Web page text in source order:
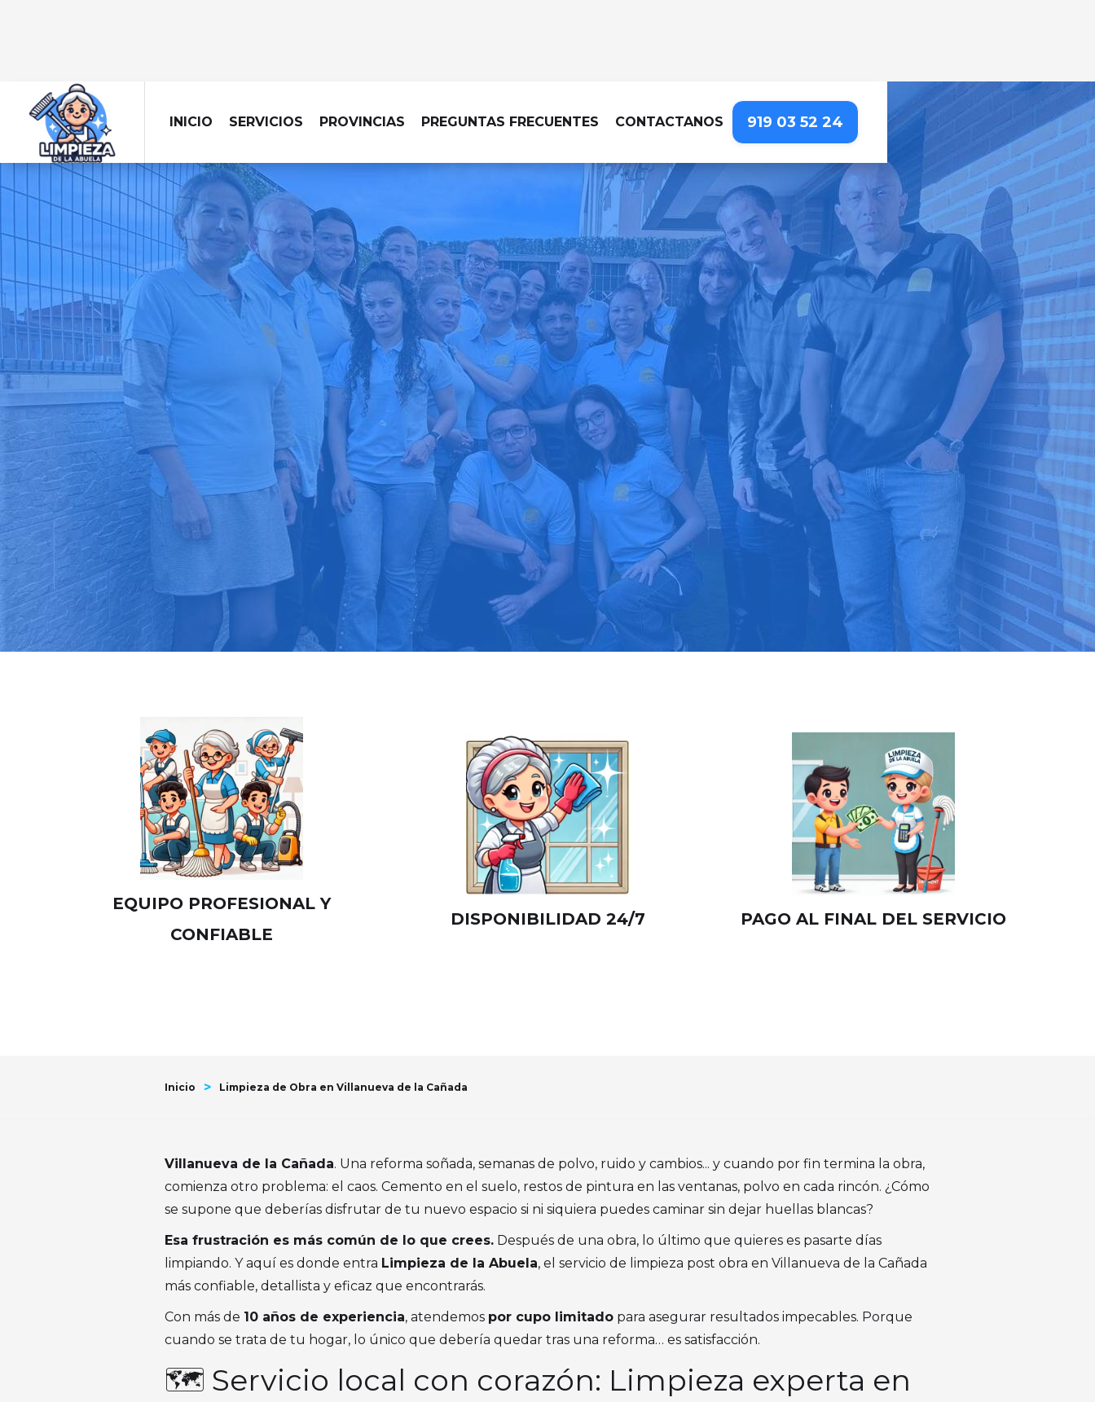
INICIO SERVICIOS PROVINCIAS PREGUNTAS FRECUENTES CONTACTANOS 919 03 52 24
LIMPIEZA DE OBRA EN VILLANUEVA DE LA CAÑADA
Dejamos tu obra impecable, con una limpieza detallada que resalta
cada acabado
Pide tu presupuesto gratis
Llama hoy: 919 03 52 24
Más de 1000 clientes confían en nosotros ⭐⭐⭐⭐⭐
EQUIPO PROFESIONAL Y
CONFIABLE
DISPONIBILIDAD 24/7 PAGO AL FINAL DEL SERVICIO
Inicio > Limpieza de Obra en Villanueva de la Cañada
Villanueva de la Cañada. Una reforma soñada, semanas de polvo, ruido y cambios... y cuando por fin termina la obra,
comienza otro problema: el caos. Cemento en el suelo, restos de pintura en las ventanas, polvo en cada rincón. ¿Cómo
se supone que deberías disfrutar de tu nuevo espacio si ni siquiera puedes caminar sin dejar huellas blancas?
Esa frustración es más común de lo que crees. Después de una obra, lo último que quieres es pasarte días
limpiando. Y aquí es donde entra Limpieza de la Abuela, el servicio de limpieza post obra en Villanueva de la Cañada
más confiable, detallista y eficaz que encontrarás.
Con más de 10 años de experiencia, atendemos por cupo limitado para asegurar resultados impecables. Porque
cuando se trata de tu hogar, lo único que debería quedar tras una reforma… es satisfacción.
🗺️ Servicio local con corazón: Limpieza experta en